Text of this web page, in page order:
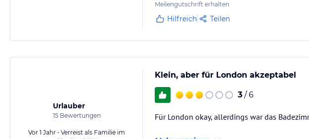
Meilengutschrift erhalten
Hilfreich Teilen
Urlauber
15Bewertungen
Vor 1 Jahr • Verreist als Familie im
Klein, aber für London akzeptabel
3 / 6
Für London okay, allerdings war das